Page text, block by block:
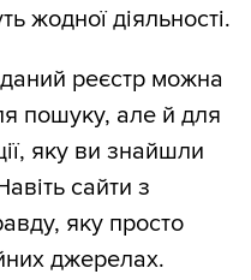
жодної діяльності.
реєстр можна
пошуку, але й для
яку ви знайшли
сайти з
яку просто
джерелах.